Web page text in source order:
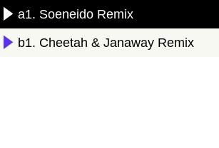
a1. Soeneido Remix
b1. Cheetah & Janaway Remix